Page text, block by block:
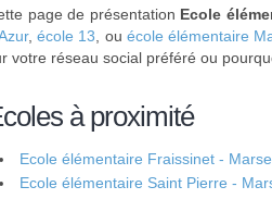
page de présentation Ecole
,école 13 , ou école élémentaire
votre réseau social préféré ou
à proximité
Ecole élémentaire Fraissinet -
Ecole élémentaire Saint Pierre -